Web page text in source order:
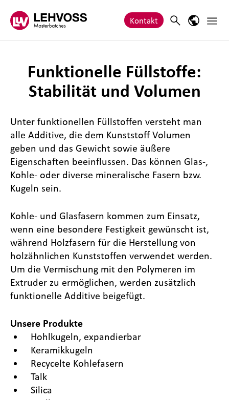
Kontakt SearchSprach-
Funktionelle Füllstoffe:
Stabilität und Volumen
Unter funktionellen Füllstoffen versteht man
alle Additive, die dem Kunststoff Volumen
geben und das Gewicht sowie äußere
Eigenschaften beeinflussen. Das können Glas-,
Kohle- oder diverse mineralische Fasern bzw.
Kugeln sein.
Kohle- und Glasfasern kommen zum Einsatz,
wenn eine besondere Festigkeit gewünscht ist,
während Holzfasern für die Herstellung von
holzähnlichen Kunststoffen verwendet werden.
Um die Vermischung mit den Polymeren im
Extruder zu ermöglichen, werden zusätzlich
funktionelle Additive beigefügt.
Unsere Produkte
Hohlkugeln, expandierbar
Keramikkugeln
Recycelte Kohlefasern
Talk
Silica